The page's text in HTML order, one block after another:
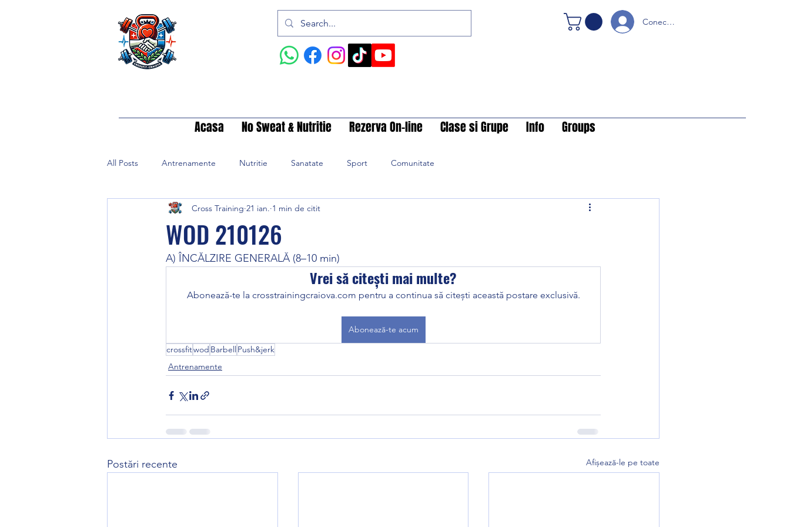
Conectare
Acasa No Sweat & Nutritie Rezerva On-line Clase si Grupe Info Groups
All Posts Antrenamente Nutritie Sanatate Sport Comunitate
WOD 210126
Cross Training 21 ian. 1 min de citit
A) ÎNCĂLZIRE GENERALĂ (8–10 min)
Vrei să citești mai multe?
Abonează-te la crosstrainingcraiova.com pentru a continua să citești această postare exclusivă.
Abonează-te acum
crossfitwod Barbell Push&jerk
Antrenamente
Postări recente Afișează-le pe toate